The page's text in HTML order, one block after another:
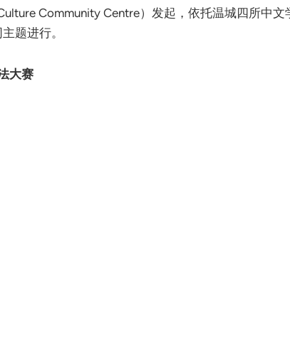
Community Centre）发起，依托温城四所中文
题进行。
大赛